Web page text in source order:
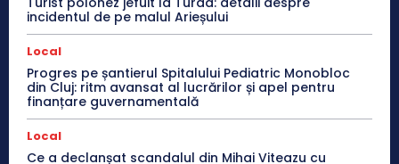
incidentul de pe malul Arieșului
Local
Progres pe șantierul Spitalului Pediatric Monobloc
din Cluj: ritm avansat al lucrărilor și apel pentru
finanțare guvernamentală
Local
Ce a declanșat scandalul din Mihai Viteazu cu